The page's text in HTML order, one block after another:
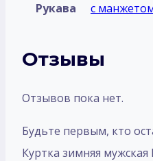
Рукава с
Отзывы
Отзывов пока нет.
Будьте первым, кто
Куртка зимняя